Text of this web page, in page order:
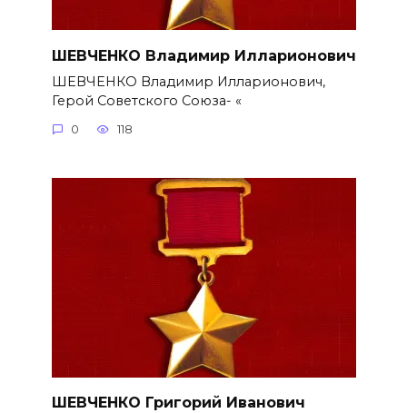
ШЕВЧЕНКО Владимир Илларионович
ШЕВЧЕНКО Владимир Илларионович,
Герой Советского Союза- «
0 118
ШЕВЧЕНКО Григорий Иванович